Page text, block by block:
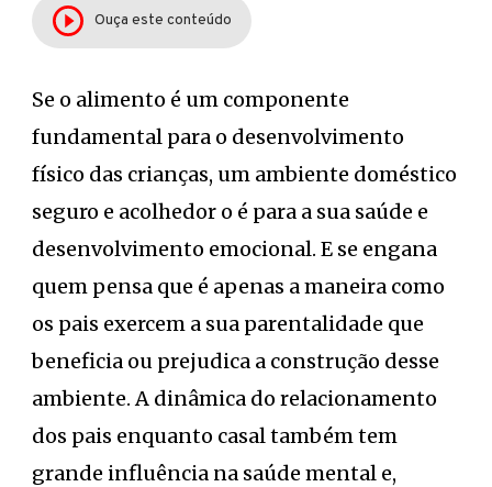
Ouça este conteúdo
Se o alimento é um componente
fundamental para o desenvolvimento
físico das crianças, um ambiente doméstico
seguro e acolhedor o é para a sua saúde e
desenvolvimento emocional. E se engana
quem pensa que é apenas a maneira como
os pais exercem a sua parentalidade que
beneficia ou prejudica a construção desse
ambiente. A dinâmica do relacionamento
dos pais enquanto casal também tem
grande influência na saúde mental e,